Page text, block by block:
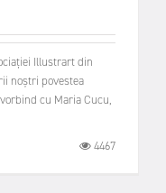
Illustrart din
noștri povestea
cu Maria Cucu,
4467